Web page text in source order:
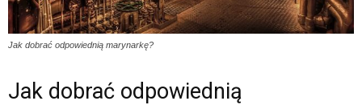
Jak dobrać odpowiednią marynarkę?
Jak dobrać odpowiednią